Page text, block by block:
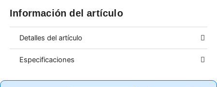
Información del artículo
Detalles del artículo
Especificaciones